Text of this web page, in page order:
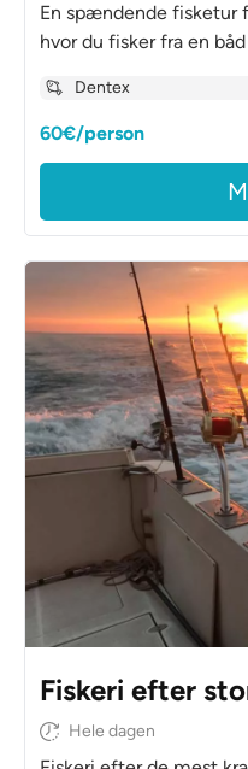
En spændende fisketur
hvor du fisker fra en
Dentex
60€/person
Fiskeri efter
Hele dagen